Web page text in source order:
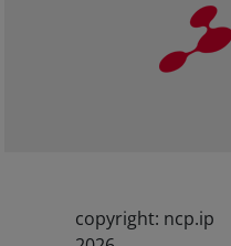
copyright: ncp.ip